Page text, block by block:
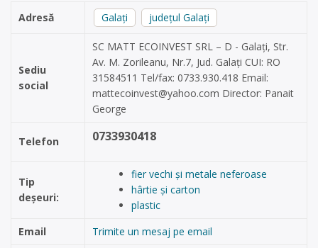
Adresă Galați județul Galați
Sediu
social
SC MATT ECOINVEST SRL – D - Galați, Str.
Av. M. Zorileanu, Nr.7, Jud. Galați CUI: RO
31584511 Tel/fax: 0733.930.418 Email:
mattecoinvest@yahoo.com Director: Panait
George
Telefon 0733930418
Tip
deșeuri:
fier vechi și metale neferoase
hârtie și carton
plastic
Email
Trimite un mesaj pe email